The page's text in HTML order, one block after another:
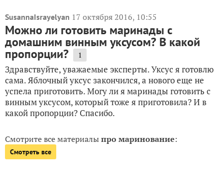
SusannaIsrayelyan 17 октября 2016, 10:55
Можно ли готовить маринады с
домашним винным уксусом? В какой
пропорции? 1
Здравствуйте, уважаемые эксперты. Уксус я готовлю
сама. Яблочный уксус закончился, а нового еще не
успела приготовить. Могу ли я маринады готовить с
винным уксусом, который тоже я приготовила? И в
какой пропорции? Спасибо.
Смотрите все материалыпро маринование:
Смотреть все